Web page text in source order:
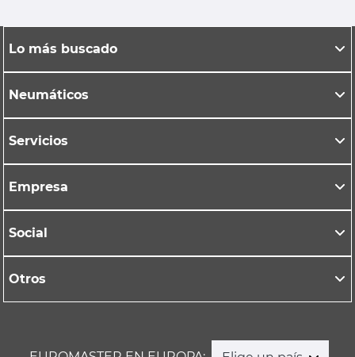
Lo más buscado
Neumáticos
Servicios
Empresa
Social
Otros